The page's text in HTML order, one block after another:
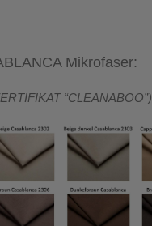
Mikrofaser:
“CLEANABOO”)